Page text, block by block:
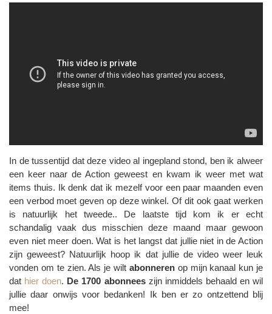
In de tussentijd dat deze video al ingepland stond, ben ik alweer
een keer naar de Action geweest en kwam ik weer met wat
items thuis. Ik denk dat ik mezelf voor een paar maanden even
een verbod moet geven op deze winkel. Of dit ook gaat werken
is natuurlijk het tweede.. De laatste tijd kom ik er echt
schandalig vaak dus misschien deze maand maar gewoon
even niet meer doen. Wat is het langst dat jullie niet in de Action
zijn geweest? Natuurlijk hoop ik dat jullie de video weer leuk
vonden om te zien. Als je wilt abonnerenop mijn kanaal kun je
dat hier doen. De 1700 abonneeszijn inmiddels behaald en wil
jullie daar onwijs voor bedanken! Ik ben er zo ontzettend blij
mee!